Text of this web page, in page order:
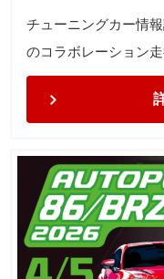
チューニングカー情
のコラボレーション